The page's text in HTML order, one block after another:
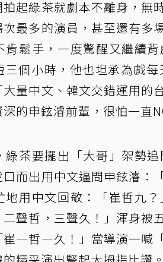
起綠茶就劇本不離身，無
最多的演員，甚至還有多
肯鬆手，一度驚醒又繼續
三個小時，他也坦承為戲
量中文、韓文交錯運用的
的申鉉濬前輩，很怕一直
綠茶要擺出「大哥」架勢
而出用中文逼問申鉉濬：
地用中文回敬：「崔哲九
聲哲，三聲久！」渾身被
崔—哲—久！」當導演一喊